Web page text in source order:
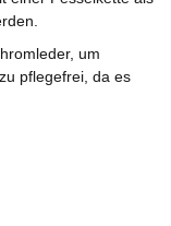
um
pflegefrei, da es